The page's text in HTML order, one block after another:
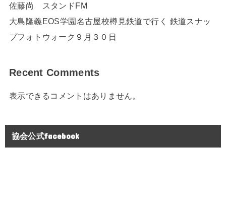
佐藤尚 スタンドFM
大島隆義EOS学園名古屋校樽見鉄道で行く 鉄道スナッ
プフォトウォーク９月３０日
Recent Comments
表示できるコメントはありません。
協会公式facebook